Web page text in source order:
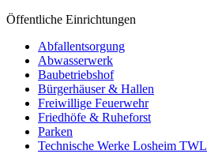
Öffentliche Einrichtungen
Abfallentsorgung
Abwasserwerk
Baubetriebshof
Bürgerhäuser & Hallen
Freiwillige Feuerwehr
Friedhöfe & Ruheforst
Parken
Technische Werke Losheim TWL